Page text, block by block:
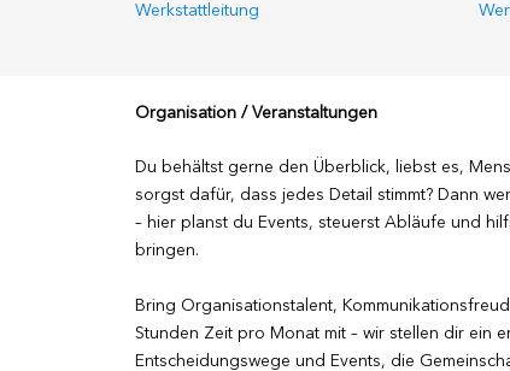
Werkstattleitung
Organisation / Veranstaltungen
Du behältst gerne den Überblick, liebst es,
sorgst dafür, dass jedes Detail stimmt? Dann
– hier planst du Events, steuerst Abläufe und
bringen.
Bring Organisationstalent,
Stunden Zeit pro Monat mit – wir stellen dir ein
Entscheidungswege und Events, die